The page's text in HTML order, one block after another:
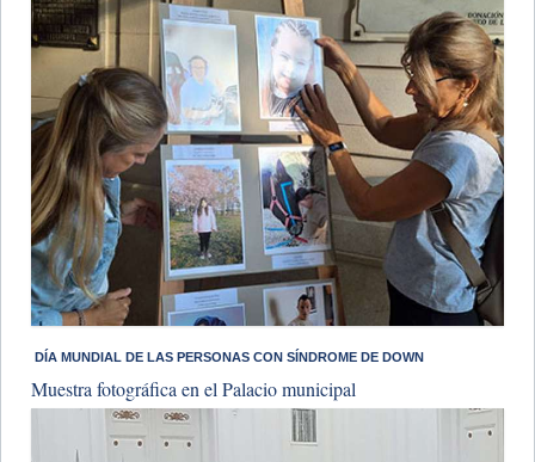
​ DÍA MUNDIAL DE LAS PERSONAS CON SÍNDROME DE DOWN
Muestra fotográfica en el Palacio municipal